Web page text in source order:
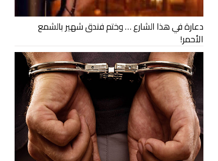
دعارة في هذا الشارع … وختم فندق شهير بالشمع
الأحمر!